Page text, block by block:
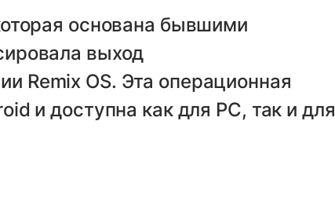
основана бывшими
выход
Remix OS. Эта операционная
и доступна как для PC, так и для